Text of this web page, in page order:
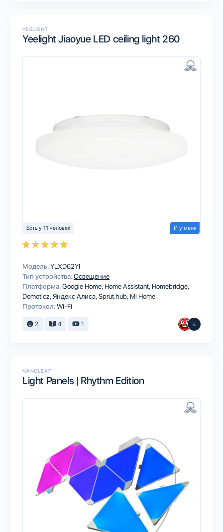
YEELIGHT
Yeelight Jiaoyue LED ceiling light 260
Есть у 11 человек И у меня
Модель:YLXD62YI
Тип устройства:Освещение
Платформа:Google Home Home Assistant Homebridge
DomoticzЯндекс АлисаSprut.hub Mi Home
Протокол:Wi-Fi
2 4 1
NANOLEAF
Light Panels | Rhythm Edition